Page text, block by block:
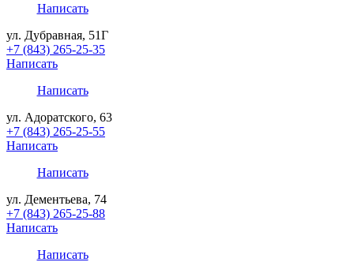
Написать
ул. Дубравная, 51Г
+7 (843) 265-25-35
Написать
Написать
ул. Адоратского, 63
+7 (843) 265-25-55
Написать
Написать
ул. Дементьева, 74
+7 (843) 265-25-88
Написать
Написать